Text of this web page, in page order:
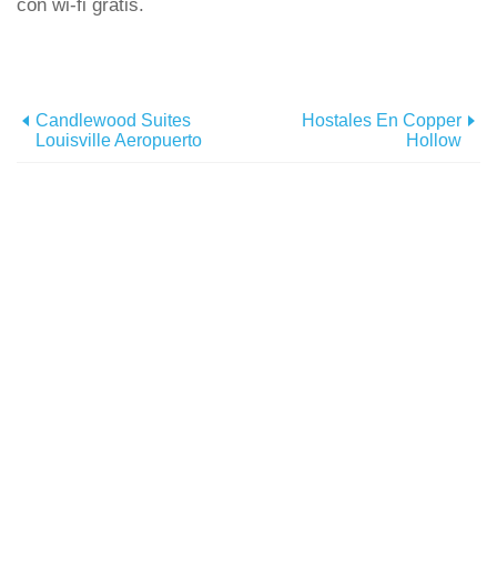
con wi-fi gratis.
Candlewood Suites
Louisville Aeropuerto
Hostales En Copper
Hollow